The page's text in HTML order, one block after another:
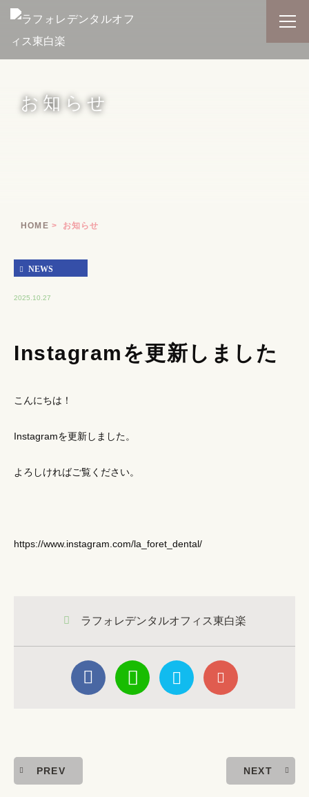
お知らせ
HOME お知らせ
NEWS
2025.10.27
Instagramを更新しました
こんにちは！
Instagramを更新しました。
よろしければご覧ください。
https://www.instagram.com/la_foret_dental/
ラフォレデンタルオフィス東白楽
PREV NEXT